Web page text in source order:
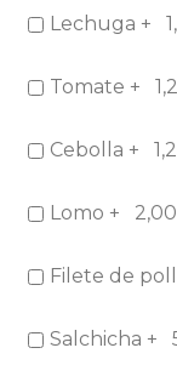
Lechuga +
Tomate +
Cebolla +
Lomo + 2,00
Filete de
Salchicha +